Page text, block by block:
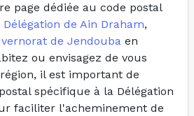
page dédiée au code postal
Délégation de Ain Draham,
de Jendouba en
ou envisagez de vous
il est important de
spécifique à la Délégation
faciliter l'acheminement de